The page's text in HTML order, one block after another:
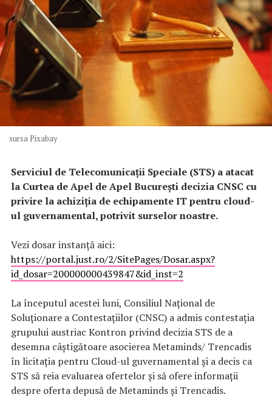
sursa Pixabay
Serviciul de Telecomunicații Speciale (STS) a atacat
la Curtea de Apel de Apel București decizia CNSC cu
privire la achiziția de echipamente IT pentru cloud-
ul guvernamental, potrivit surselor noastre.
Vezi dosar instanță aici:
https://portal.just.ro/2/SitePages/Dosar.aspx?
id_dosar=200000000439847&id_inst=2
La începutul acestei luni, Consiliul Naţional de
Soluţionare a Contestaţiilor (CNSC) a admis contestaţia
grupului austriac Kontron privind decizia STS de a
desemna câştigătoare asocierea Metaminds/ Trencadis
în licitaţia pentru Cloud-ul guvernamental şi a decis ca
STS să reia evaluarea ofertelor şi să ofere informaţii
despre oferta depusă de Metaminds și Trencadis.